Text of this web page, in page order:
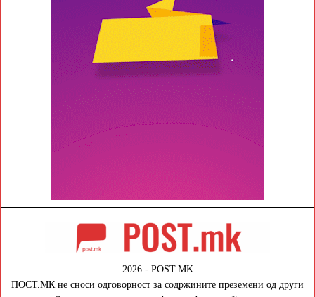
2026 - POST.MK
ПОСТ.МК не сноси одговорност за содржините преземени од други